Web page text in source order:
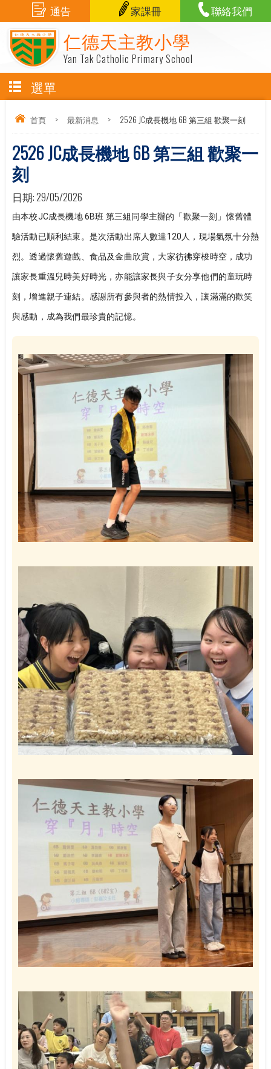
仁德天主教小學
Yan Tak Catholic Primary School
通告 家課冊 聯絡我們
選單
首頁 > 最新消息 > 2526 JC成長機地 6B 第三組 歡聚一刻
2526 JC成長機地 6B 第三組 歡聚一
刻
日期:29/05/2026
由本校JC成長機地 6B班 第三組同學主辦的「歡聚一刻」懷舊體
驗活動已順利結束。是次活動出席人數達120人，現場氣氛十分熱
烈。透過懷舊遊戲、食品及金曲欣賞，大家彷彿穿梭時空，成功
讓家長重溫兒時美好時光，亦能讓家長與子女分享他們的童玩時
刻，增進親子連結。感謝所有參與者的熱情投入，讓滿滿的歡笑
與感動，成為我們最珍貴的記憶。